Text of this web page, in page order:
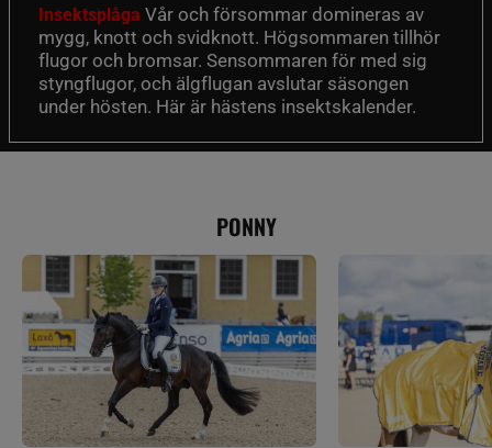
Insektsplåga Vår och försommar domineras av
mygg, knott och svidknott. Högsommaren tillhör
flugor och bromsar. Sensommaren för med sig
styngflugor, och älgflugan avslutar säsongen
under hösten. Här är hästens insektskalender.
PONNY